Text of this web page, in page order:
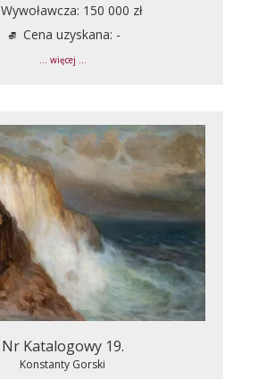
Wywoławcza: 150 000 zł
Cena uzyskana: -
... więcej ...
Nr Katalogowy 19.
Konstanty Gorski